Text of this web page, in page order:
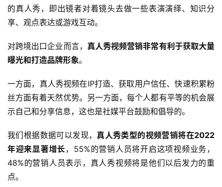
首
页
全
球
的真人秀，即出镜者对着镜头去做一些表演演绎、知识分
享、观点表达或游戏互动。
对跨境出口企业而言， 真人秀视频营销非常有利于获取大量
曝光和打造品牌形象。
一方面，真人秀视频在IP打造、获取用户信任、快速积累粉
丝方面有着天然优势。另一方面，每个人都有平等的机会展
示自己和分享信息，这也是社媒平台鼓励和倡导的。
我们根据数据可以发现，真人秀类型的视频营销将在2022
年迎来显著增长，55%的营销人员将开启这项视频业务，
48%的营销人员表示，真人秀视频将是他们以后发力的重
点。